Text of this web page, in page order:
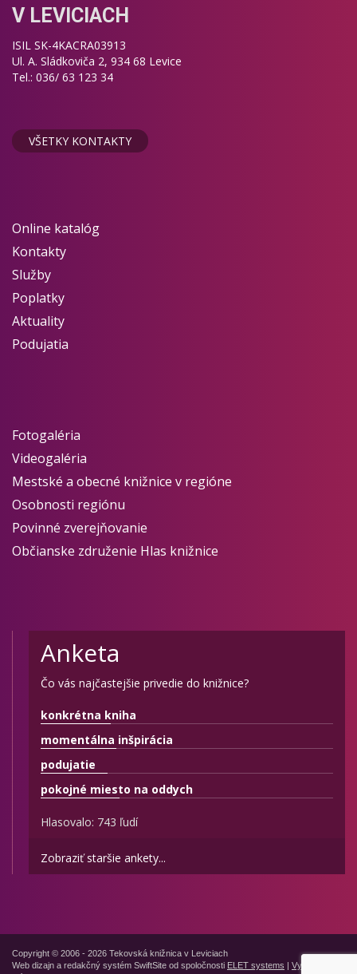
V LEVICIACH
ISIL SK-4KACRA03913
Ul. A. Sládkoviča 2, 934 68 Levice
Tel.: 036/ 63 123 34
VŠETKY KONTAKTY
Online katalóg
Kontakty
Služby
Poplatky
Aktuality
Podujatia
Fotogaléria
Videogaléria
Mestské a obecné knižnice v regióne
Osobnosti regiónu
Povinné zverejňovanie
Občianske združenie Hlas knižnice
Anketa
Čo vás najčastejšie privedie do knižnice?
konkrétna kniha
momentálna inšpirácia
podujatie
pokojné miesto na oddych
Hlasovalo: 743 ľudí
Zobraziť staršie ankety...
Copyright © 2006 - 2026 Tekovská knižnica v Leviciach
Web dizajn a redakčný systém SwiftSite od spoločnosti ELET systems | Vyhlásenie o